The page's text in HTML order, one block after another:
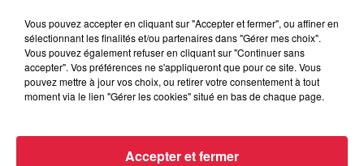
Vous pouvez accepter en cliquant sur "Accepter et fermer", ou affiner en
sélectionnant les finalités et/ou partenaires dans "Gérer mes choix".
Vous pouvez également refuser en cliquant sur "Continuer sans
accepter". Vos préférences ne s'appliqueront que pour ce site. Vous
pouvez mettre à jour vos choix, ou retirer votre consentement à tout
moment via le lien "Gérer les cookies" situé en bas de chaque page.
Accepter et fermer